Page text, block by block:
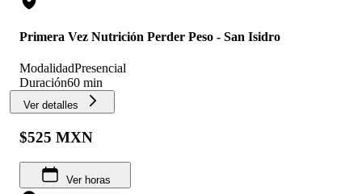
Primera Vez Nutrición Perder Peso - San Isidro
ModalidadPresencial
Duración60 min
Ver detalles
$525 MXN
Ver horas